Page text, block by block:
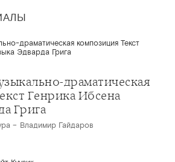
драматическая
Генрика Ибсена
Грига
– Владимир Гайдаров